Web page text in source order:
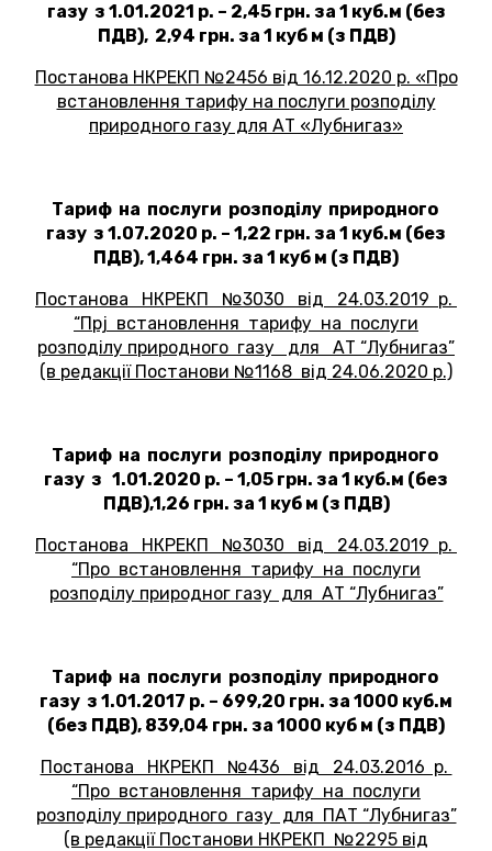
газу з 1.01.2021 р. – 2,45 грн. за 1 куб.м (без
ПДВ), 2,94 грн. за 1 куб м (з ПДВ)
Постанова НКРЕКП №2456 від 16.12.2020 р. «Про
встановлення тарифу на послуги розподілу
природного газу для АТ «Лубнигаз»
Тариф на послуги розподілу природного
газу з 1.07.2020 р. – 1,22 грн. за 1 куб.м (без
ПДВ), 1,464 грн. за 1 куб м (з ПДВ)
Постанова НКРЕКП №3030 від 24.03.2019 р.
“Прj встановлення тарифу на послуги
розподілу природного газу для АТ “Лубнигаз”
(в редакції Постанови №1168 від 24.06.2020 р.)
Тариф на послуги розподілу природного
газу з 1.01.2020 р. – 1,05 грн. за 1 куб.м (без
ПДВ),1,26 грн. за 1 куб м (з ПДВ)
Постанова НКРЕКП №3030 від 24.03.2019 р.
“Про встановлення тарифу на послуги
розподілу природног газу для АТ “Лубнигаз”
Тариф на послуги розподілу природного
газу з 1.01.2017 р. – 699,20 грн. за 1000 куб.м
(без ПДВ), 839,04 грн. за 1000 куб м (з ПДВ)
Постанова НКРЕКП №436 від 24.03.2016 р.
“Про встановлення тарифу на послуги
розподілу природного газу для ПАТ “Лубнигаз”
(в редакції Постанови НКРЕКП №2295 від